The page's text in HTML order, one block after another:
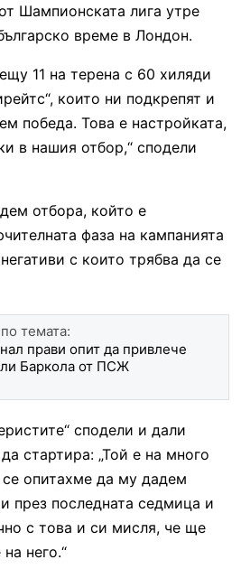
Шампионската лига утре
време в Лондон.
11 на терена с 60 хиляди
които ни подкрепят и
победа. Това е настройката,
в нашия отбор,“ сподели
отбора, който е
фаза на кампанията
с които трябва да се
темата:
прави опит да привлече
Баркола от ПСЖ
сподели и дали
стартира: „Той е на много
опитахме да му дадем
през последната седмица и
с това и си мисля, че ще
него.“